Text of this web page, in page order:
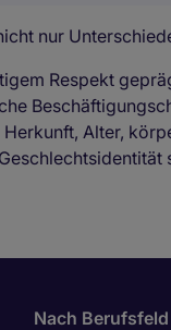
nur
Respekt
Alter,
Nach